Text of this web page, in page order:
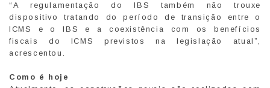
“A regulamentação do IBS também não trouxe
dispositivo tratando do período de transição entre o
ICMS e o IBS e a coexistência com os benefícios
fiscais do ICMS previstos na legislação atual”,
acrescentou.
Como é hoje